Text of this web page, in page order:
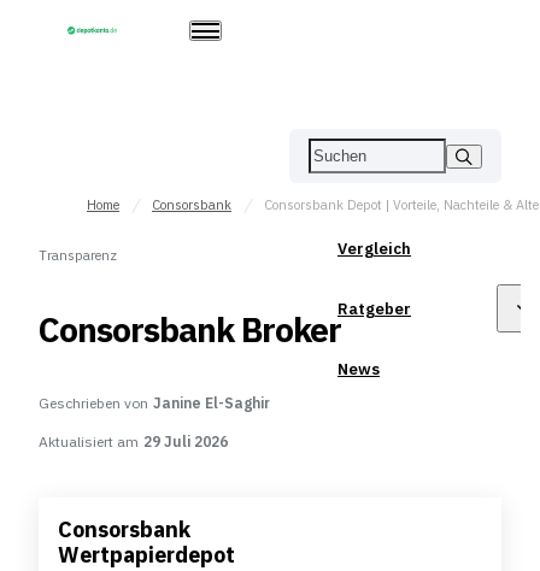
Vergleich
Ratgeber
News
Home Consorsbank
Transparenz
Consorsbank Broker
Geschrieben von Janine El-Saghir
Aktualisiert am 29 Juli 2026
Consorsbank
Wertpapierdepot